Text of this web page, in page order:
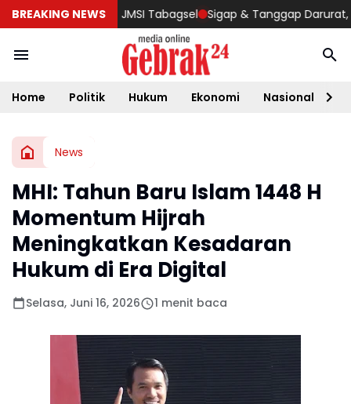
BREAKING NEWS
di Rakercab JMSI Tabagsel Sigap & Tanggap Darurat,
Home Politik Hukum Ekonomi Nasional
News
MHI: Tahun Baru Islam 1448 H
Momentum Hijrah
Meningkatkan Kesadaran
Hukum di Era Digital
Selasa, Juni 16, 2026 1 menit baca